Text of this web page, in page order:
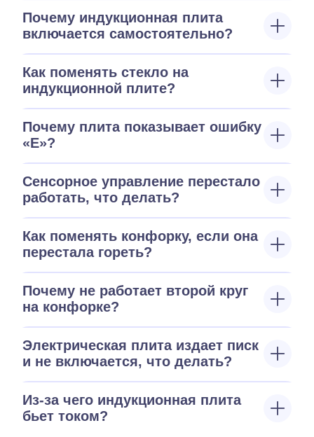
Почему индукционная плита
включается самостоятельно?
Как поменять стекло на
индукционной плите?
Почему плита показывает ошибку
«E»?
Сенсорное управление перестало
работать, что делать?
Как поменять конфорку, если она
перестала гореть?
Почему не работает второй круг
на конфорке?
Электрическая плита издает писк
и не включается, что делать?
Из-за чего индукционная плита
бьет током?